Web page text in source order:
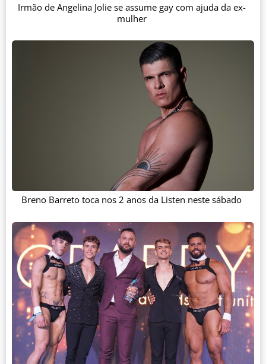
Irmão de Angelina Jolie se assume gay com ajuda da ex-
mulher
Breno Barreto toca nos 2 anos da Listen neste sábado